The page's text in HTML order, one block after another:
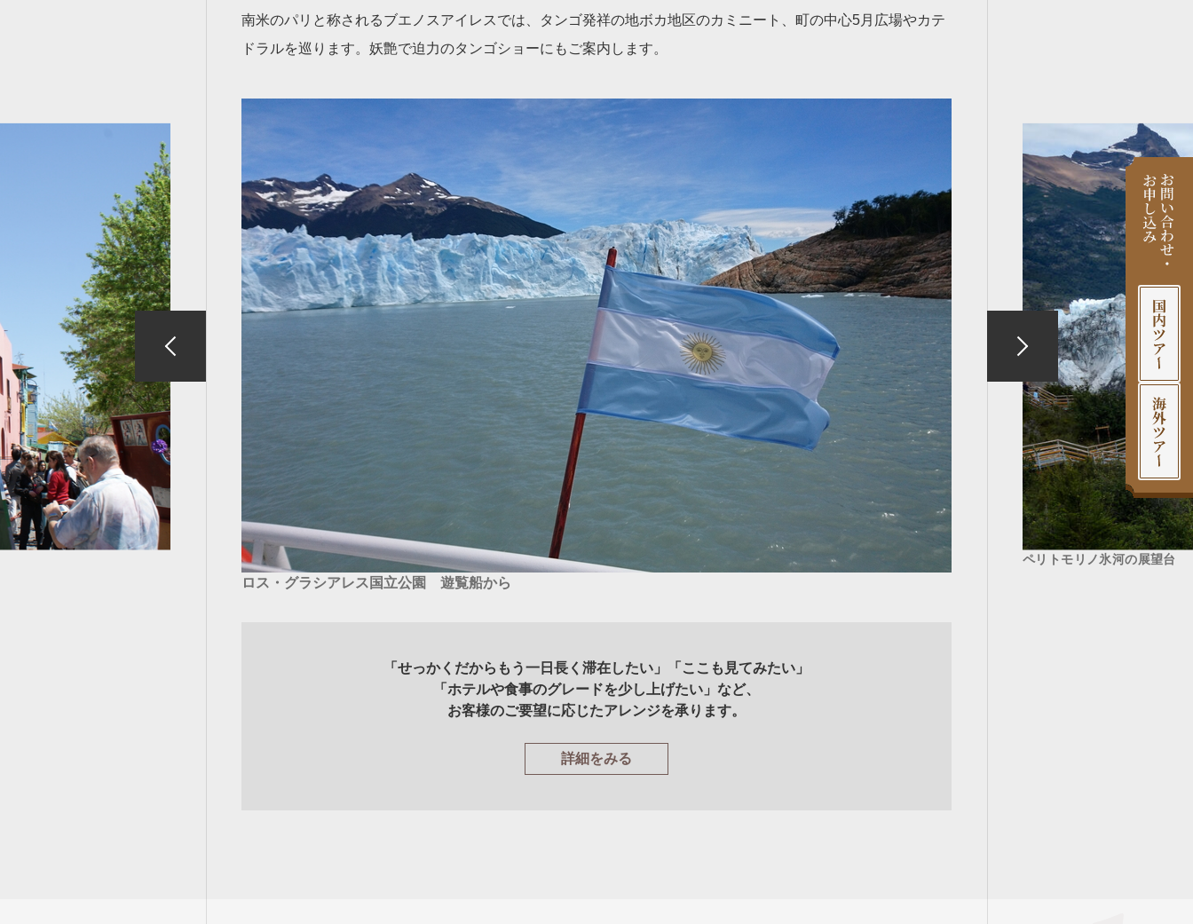
南米のパリと称されるブエノスアイレスでは、タンゴ発祥の地ボカ地区のカミニート、町の中心5月広場やカテ
ドラルを巡ります。妖艶で迫力のタンゴショーにもご案内します。
ロス・グラシアレス国立公園 遊覧船から
ペリトモリノ氷河の展望台
「せっかくだからもう一日長く滞在したい」「ここも見てみたい」
「ホテルや食事のグレードを少し上げたい」など、
お客様のご要望に応じたアレンジを承ります。
詳細をみる